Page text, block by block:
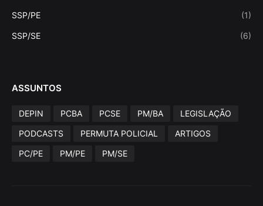
SSP/PE (1)
SSP/SE (6)
ASSUNTOS
DEPIN PCBA PCSE PM/BA
LEGISLAÇÃO
PODCASTS
PERMUTA POLICIAL
ARTIGOS
PC/PE
PM/PE PM/SE